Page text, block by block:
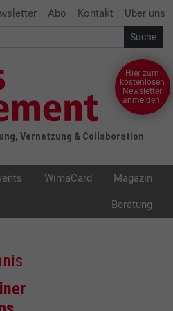
Abo Kontakt Über uns
Vernetzung & Collaboration
Hier zum
kostenlosen
Newsletter
anmelden!
WimaCard Magazin
Beratung